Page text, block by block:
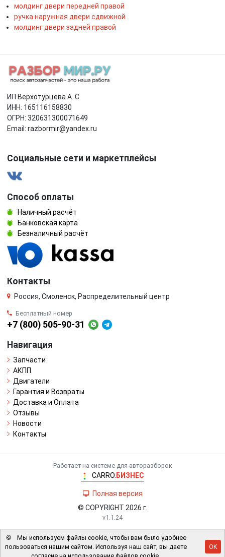
молдинг двери передней правой
ручка наружная двери сдвижной
молдинг двери задней правой
ИП Верхотурцева А. С.
ИНН: 165116158830
ОГРН: 320631300071649
Email: razbormir@yandex.ru
Социальные сети и маркетплейсы
Способ оплаты
Наличный расчёт
Банковская карта
Безналичный расчёт
Контакты
Россия, Смоленск, Распределительный центр
Бесплатный номер
+7 (800) 505-90-31
Навигация
Запчасти
АКПП
Двигатели
Гарантия и Возвраты
Доставка и Оплата
Отзывы
Новости
Контакты
Работает на системе для авторазборок
CARRO. БИЗНЕС
Полная версия
© COPYRIGHT 2026 г.
v1.1.24
🍪
Мы используем файлы cookie, чтобы вам было удобнее
пользоваться нашим сайтом. Используя наш сайт, вы даете
OK